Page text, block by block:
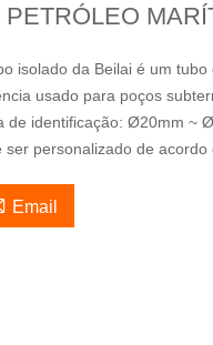
PETRÓLEO
isolado da Beilai é um
usado para poços
de identificação: Ø20mm ~
ser personalizado de
Email